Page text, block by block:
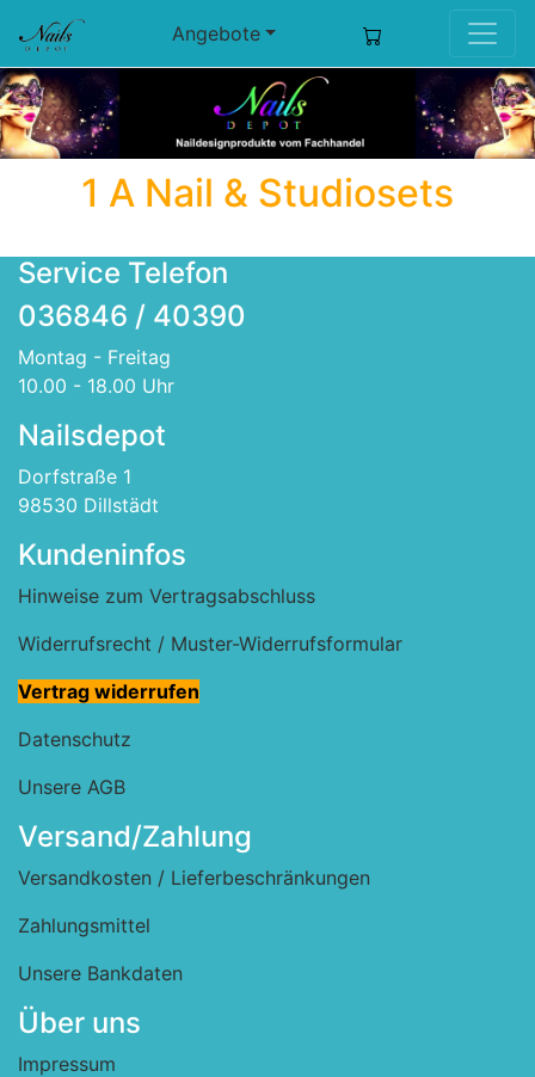
Angebote
1 A Nail & Studiosets
Service Telefon
036846 / 40390
Montag - Freitag
10.00 - 18.00 Uhr
Nailsdepot
Dorfstraße 1
98530 Dillstädt
Kundeninfos
Hinweise zum Vertragsabschluss
Widerrufsrecht / Muster-Widerrufsformular
Vertrag widerrufen
Datenschutz
Unsere AGB
Versand/Zahlung
Versandkosten / Lieferbeschränkungen
Zahlungsmittel
Unsere Bankdaten
Über uns
Impressum